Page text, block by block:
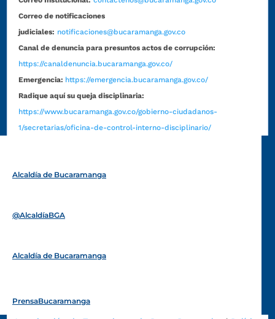
Correo de notificaciones
judiciales: notificaciones@bucaramanga.gov.co
Canal de denuncia para presuntos actos de corrupción:
https://canaldenuncia.bucaramanga.gov.co/
Emergencia: https://emergencia.bucaramanga.gov.co/
Radique aquí su queja disciplinaria:
https://www.bucaramanga.gov.co/gobierno-ciudadanos-
1/secretarias/oficina-de-control-interno-disciplinario/
Alcaldía de Bucaramanga
@AlcaldíaBGA
Alcaldía de Bucaramanga
PrensaBucaramanga